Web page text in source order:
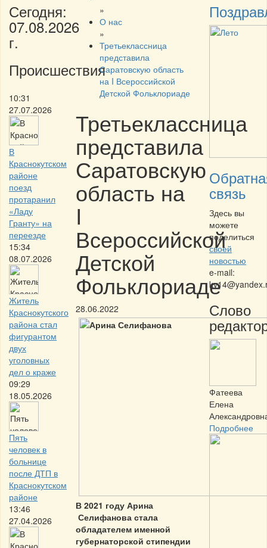
Сегодня:
07.08.2026
г.
Происшествия
10:31
27.07.2026
В
Краснокутском
районе
поезд
протаранил
«Ладу
Гранту» на
переезде
15:34
08.07.2026
Житель
Краснокутского
района стал
фигурантом
двух
уголовных
дел о краже
09:29
18.05.2026
Пять
человек в
больнице
после ДТП в
Краснокутском
районе
13:46
27.04.2026
»
О нас
»
Третьеклассница
представила
Саратовскую область
на I Всероссийской
Детской Фольклориаде
Третьеклассница
представила
Саратовскую
область на
I
Всероссийской
Детской
Фольклориаде
28.06.2022
В 2021 году Арина
Селифанова стала
обладателем именной
губернаторской стипендии
связь
Здесь вы
можете
поделиться
своей
новостью
e-mail:
Слово
Фатеева
Елена
Подробнее